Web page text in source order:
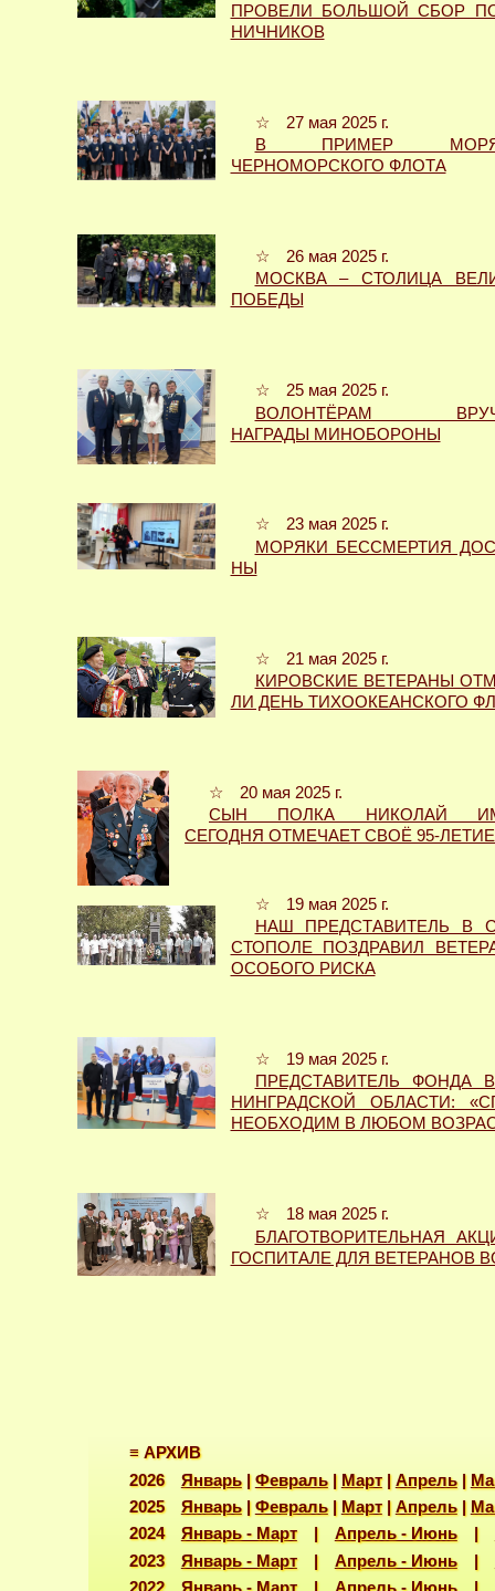
ПРОВЕЛИ БОЛЬШОЙ СБОР
НИЧНИКОВ
☆ 27 мая 2025 г.
В ПРИМЕР
ЧЕРНОМОР­СКОГО ФЛОТА
☆ 26 мая 2025 г.
МОСКВА – СТОЛИЦА
ПОБЕДЫ
☆ 25 мая 2025 г.
ВОЛОНТЁРАМ
НАГРАДЫ МИНОБОРОНЫ
☆ 23 мая 2025 г.
МОРЯКИ БЕССМЕРТИЯ
НЫ
☆ 21 мая 2025 г.
КИРОВСКИЕ ВЕТЕРАНЫ
ЛИ ДЕНЬ ТИХООКЕАНСКОГО
☆ 20 мая 2025 г.
СЫН ПОЛКА НИКОЛАЙ
СЕГОДНЯ ОТМЕЧАЕТ СВОЁ 95-ЛЕТИЕ
☆ 19 мая 2025 г.
НАШ ПРЕДСТАВИТЕЛЬ В
СТОПОЛЕ ПОЗДРАВИЛ
ОСОБОГО РИСКА
☆ 19 мая 2025 г.
ПРЕДСТАВИТЕЛЬ ФОНДА
НИН­ГРАДСКОЙ ОБЛАСТИ:
НЕОБХОДИМ В ЛЮБОМ
☆ 18 мая 2025 г.
БЛАГОТВОРИТЕЛЬНАЯ
ГОСПИТАЛЕ ДЛЯ ВЕТЕРАНОВ
≡ АРХИВ
2026 Январь|Февраль| Март|Апрель|
2025 Январь|Февраль| Март|Апрель|
2024 Январь - Март| Апрель - Июнь|
2023 Январь - Март| Апрель - Июнь|